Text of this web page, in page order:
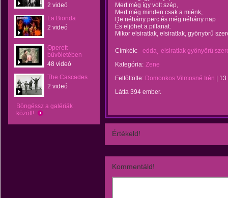
2 videó
La Bionda
2 videó
Operett
bűvöletében
48 videó
The Cascades
2 videó
Böngéssz a galériák
között!
Mert még így volt szép,
Mert még minden csak a miénk,
De néhány perc és még néhány nap
És eljöhet a pillanat.
Mikor elsiratlak, elsiratlak, gyönyörű
Címkék: edda elsiratlak gyönyörű
Kategória: Zene
Feltöltötte: Domonkos Vilmosné Irén
13
Látta 394 ember.
Értékeld!
Kommentáld!